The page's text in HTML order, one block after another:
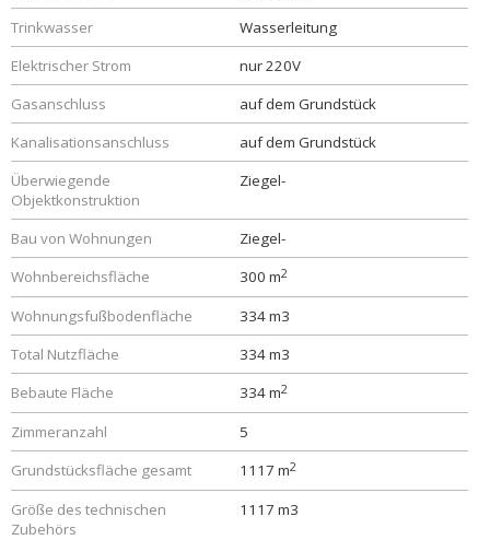
Trinkwasser
Wasserleitung
Elektrischer Strom
nur 220V
Gasanschluss
auf dem Grundstück
Kanalisationsanschluss
auf dem Grundstück
Überwiegende
Objektkonstruktion
Ziegel-
Bau von Wohnungen
Ziegel-
Wohnbereichsfläche
300 m2
Wohnungsfußbodenfläche
334 m3
Total Nutzfläche
334 m3
Bebaute Fläche
334 m2
Zimmeranzahl
5
Grundstücksfläche gesamt
1117 m2
Größe des technischen
Zubehörs
1117 m3